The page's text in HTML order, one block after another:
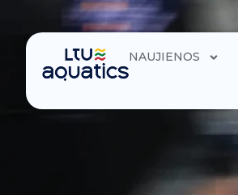
NAUJIENOS